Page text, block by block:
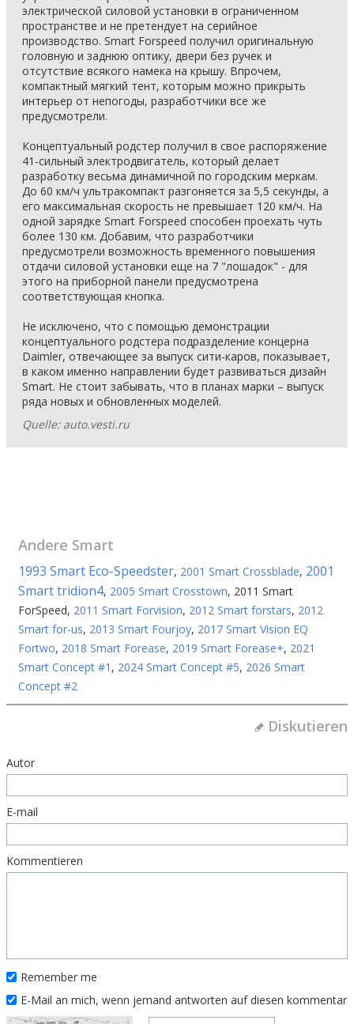
электрической силовой установки в ограниченном
пространстве и не претендует на серийное
производство. Smart Forspeed получил оригинальную
головную и заднюю оптику, двери без ручек и
отсутствие всякого намека на крышу. Впрочем,
компактный мягкий тент, которым можно прикрыть
интерьер от непогоды, разработчики все же
предусмотрели.
Концептуальный родстер получил в свое распоряжение
41-сильный электродвигатель, который делает
разработку весьма динамичной по городским меркам.
До 60 км/ч ультракомпакт разгоняется за 5,5 секунды, а
его максимальная скорость не превышает 120 км/ч. На
одной зарядке Smart Forspeed способен проехать чуть
более 130 км. Добавим, что разработчики
предусмотрели возможность временного повышения
отдачи силовой установки еще на 7 "лошадок" - для
этого на приборной панели предусмотрена
соответствующая кнопка.
Не исключено, что с помощью демонстрации
концептуального родстера подразделение концерна
Daimler, отвечающее за выпуск сити-каров, показывает,
в каком именно направлении будет развиваться дизайн
Smart. Не стоит забывать, что в планах марки – выпуск
ряда новых и обновленных моделей.
Quelle: auto.vesti.ru
Andere Smart
1993 Smart Eco-Speedster, 2001 Smart Crossblade, 2001
Smart tridion4, 2005 Smart Crosstown, 2011 Smart
ForSpeed, 2011 Smart Forvision, 2012 Smart forstars, 2012
Smart for-us, 2013 Smart Fourjoy, 2017 Smart Vision EQ
Fortwo, 2018 Smart Forease, 2019 Smart Forease+, 2021
Smart Concept #1 , 2024 Smart Concept #5, 2026 Smart
Concept #2
Diskutieren
Autor
E-mail
Kommentieren
Remember me
E-Mail an mich, wenn jemand antworten auf diesen kommentar